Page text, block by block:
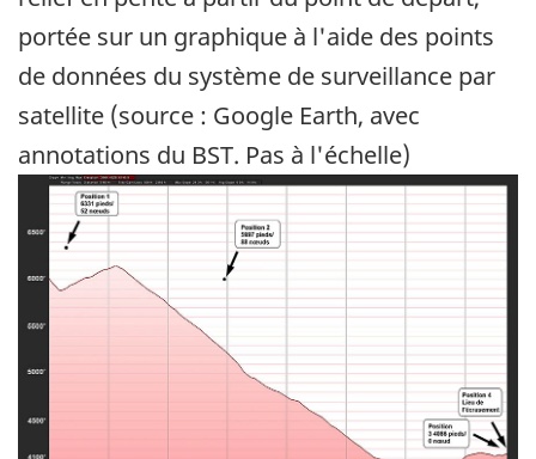
portée sur un graphique à l'aide des points
de données du système de surveillance par
satellite (source : Google Earth, avec
annotations du BST. Pas à l'échelle)
Image